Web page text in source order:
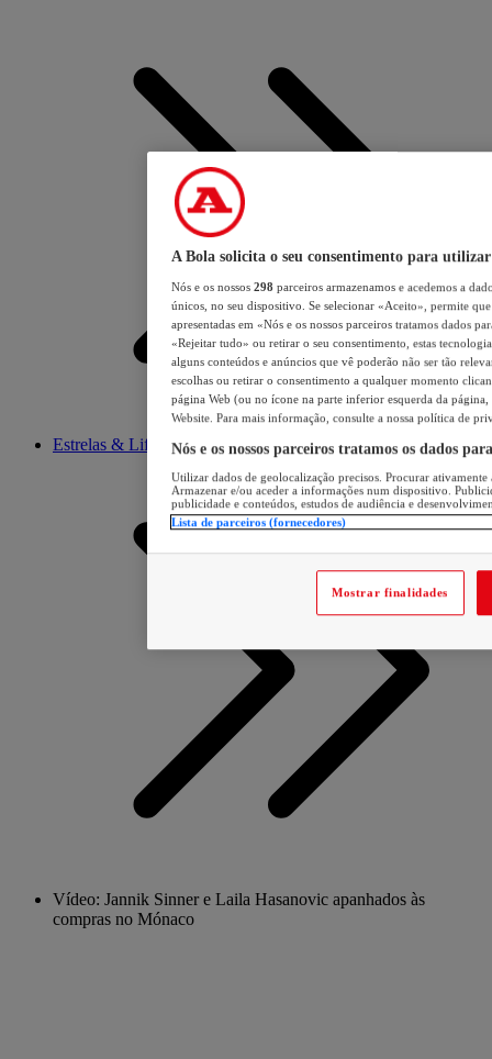
Estrelas & Lifestyle
Vídeo: Jannik Sinner e Laila Hasanovic apanhados às
compras no Mónaco
A Bola solicita o seu consentimento para utilizar
Nós e os nossos 298 parceiros armazenamos e acedemos a
únicos, no seu dispositivo. Se selecionar «Aceito», permite
apresentadas em «Nós e os nossos parceiros tratamos dados
«Rejeitar tudo» ou retirar o seu consentimento, estas
alguns conteúdos e anúncios que vê poderão não ser tão
escolhas ou retirar o consentimento a qualquer momento
página Web (ou no ícone na parte inferior esquerda da página,
Website. Para mais informação, consulte a nossa política de
Nós e os nossos parceiros tratamos os dados
Utilizar dados de geolocalização precisos. Procurar
Armazenar e/ou aceder a informações num dispositivo.
publicidade e conteúdos, estudos de audiência e
Lista de parceiros (fornecedores)
Mostrar finalidades